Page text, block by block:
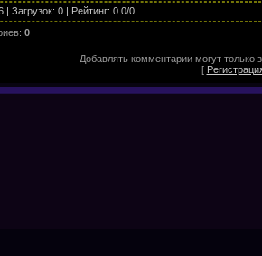
| Загрузок: 0 | Рейтинг: 0.0/0
: 0
Добавлять комментарии могут только
[